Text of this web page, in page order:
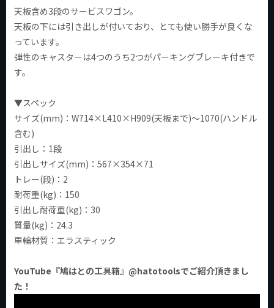
天板含め3段のサービスワゴン。
天板の下には引き出しが付いており、とても使い勝手が良くな
っています。
弾性のキャスターは4つのうち2つがパーキングブレーキ付きで
す。
▼スペック
サイズ(mm)：W714×L410×H909(天板まで)～1070(ハンドル
含む)
引出し：1段
引出しサイズ(mm)：567×354×71
トレー(段)：2
耐荷重(kg)：150
引出し耐荷重(kg)：30
質量(kg)：24.3
車輪材質：エラスティック
YouTube『鳩はとの工具箱』@hatotoolsでご紹介頂きまし
た！